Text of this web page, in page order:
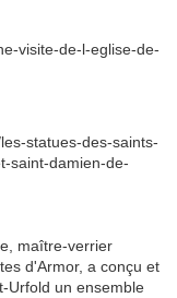
visite-de-l-eglise-de-
statues-des-saints-
saint-damien-de-
maître-verrier
d'Armor, a conçu et
Urfold un ensemble